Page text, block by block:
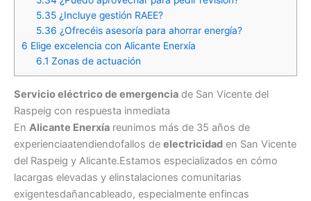
5.35¿Incluye gestión RAEE?
5.36 ¿Ofrecéis asesoría para ahorrar energía?
6 Elige excelencia con Alicante Enerxía
6.1 Zonas de actuación
Servicio eléctrico de emergencia de San Vicente del
Raspeig con respuesta inmediata
En Alicante Enerxía reunimos más de 35 años de
experienciaatendiendofallos de electricidad en San Vicente
del Raspeig y Alicante.Estamos especializados en cómo
lacargas elevadas y elinstalaciones comunitarias
exigentesdañancableado, especialmente enfincas